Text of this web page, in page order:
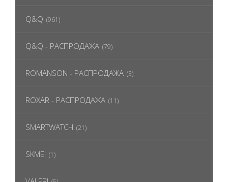
Q&Q (961)
Q&Q - РАСПРОДАЖА (79)
ROMANSON - РАСПРОДАЖА (3)
ROXAR - РАСПРОДАЖА (11)
SMARTWATCH (21)
SKMEI (1)